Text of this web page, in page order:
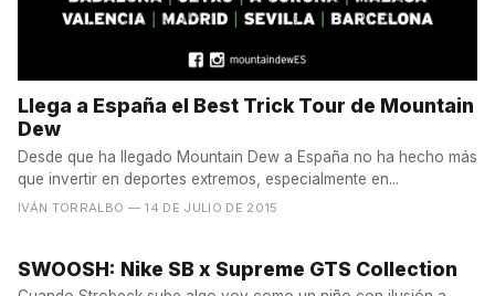
Llega a España el Best Trick Tour de Mountain
Dew
Desde que ha llegado Mountain Dew a España no ha hecho más
que invertir en deportes extremos, especialmente en...
IVÁN TORRALBO — 14 DE JULIO DE 2015
SWOOSH: Nike SB x Supreme GTS Collection